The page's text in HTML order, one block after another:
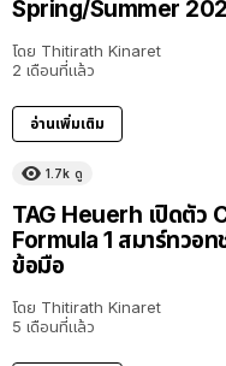
Spring/Summer
โดย Thitirath Kinaret
2 เดือนที่แล้ว
อ่านเพิ่มเติม
1.7k ดู
TAG Heuerh เปิดตัว
Formula 1 สมาร์ทวอท
ข้อมือ
โดย Thitirath Kinaret
5 เดือนที่แล้ว